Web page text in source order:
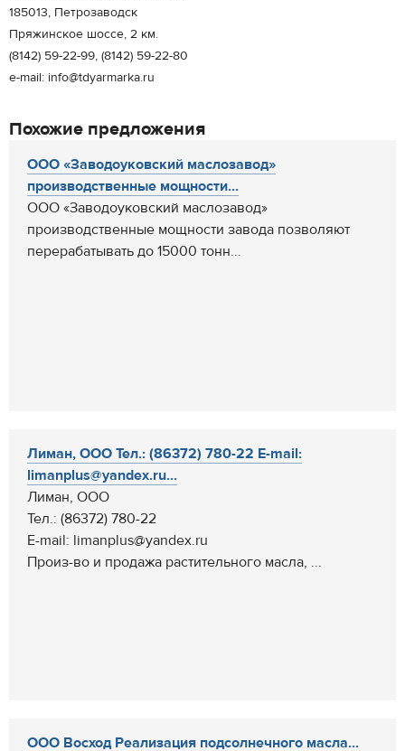
185013, Петрозаводск
Пряжинское шоссе, 2 км.
(8142) 59-22-99, (8142) 59-22-80
e-mail: info@tdyarmarka.ru
Похожие предложения
ООО «Заводоуковский маслозавод»
производственные мощности...
ООО «Заводоуковский маслозавод»
производственные мощности завода позволяют
перерабатывать до 15000 тонн...
Лиман, ООО Тел.: (86372) 780-22 E-mail:
limanplus@yandex.ru...
Лиман, ООО
Тел.: (86372) 780-22
E-mail: limanplus@yandex.ru
Произ-во и продажа растительного масла, ...
ООО Восход Реализация подсолнечного масла...